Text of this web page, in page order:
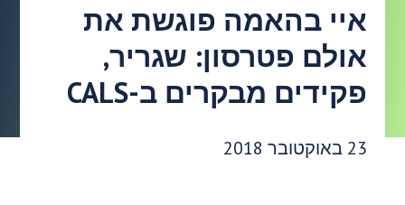
איי בהאמה פוגשת את
אולם פטרסון: שגריר,
פקידים מבקרים ב-CALS
תאריך פרסום:
23 באוקטובר 2018